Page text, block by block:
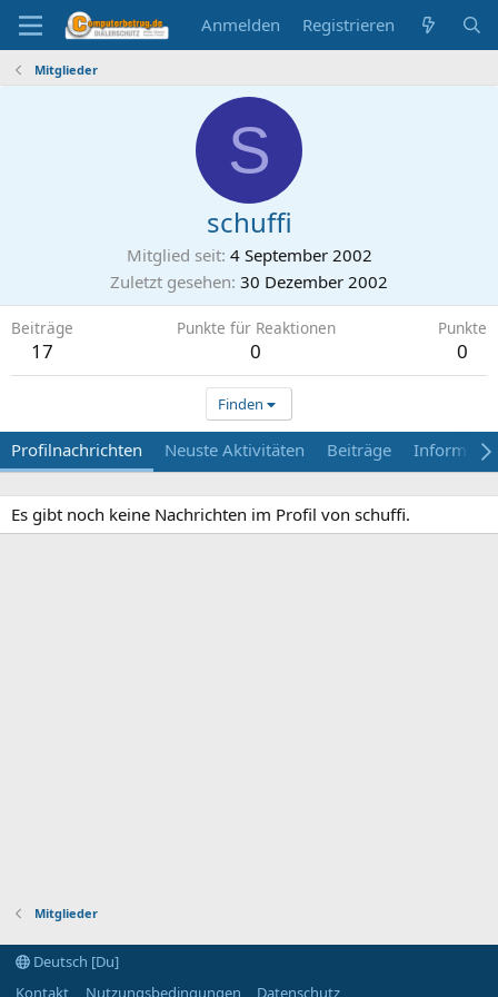
Anmelden Registrieren
Mitglieder
S
schuffi
Mitglied seit 4 September 2002
Zuletzt gesehen 30 Dezember 2002
Beiträge
17
Punkte für Reaktionen
0
Punkte
0
Finden
Profilnachrichten Neuste Aktivitäten Beiträge
Es gibt noch keine Nachrichten im Profil von schuffi.
Mitglieder
Deutsch [Du]
Kontakt
Nutzungsbedingungen Datenschutz